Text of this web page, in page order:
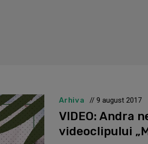
Arhiva // 9 august 2017
VIDEO: Andra
videoclipului